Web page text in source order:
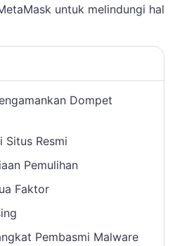
untuk melindungi hal
Dompet
Situs Resmi
Pemulihan
Faktor
Pembasmi Malware